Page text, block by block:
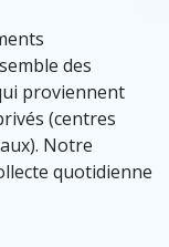
des
proviennent
(centres
Notre
quotidienne